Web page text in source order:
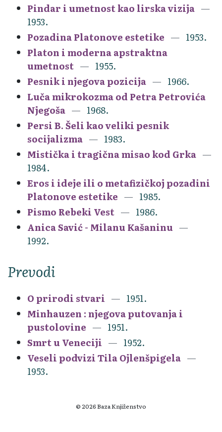
Pindar i umetnost kao lirska vizija
1953.
Pozadina Platonove estetike
1953.
Platon i moderna apstraktna
umetnost
1955.
Pesnik i njegova pozicija
1966.
Luča mikrokozma od Petra Petrovića
Njegoša
1968.
Persi B. Šeli kao veliki pesnik
socijalizma
1983.
Mistička i tragična misao kod Grka
1984.
Eros i ideje ili o metafizičkoj pozadini
Platonove estetike
1985.
Pismo Rebeki Vest
1986.
Anica Savić - Milanu Kašaninu
1992.
Prevodi
O prirodi stvari
1951.
Minhauzen : njegova putovanja i
pustolovine
1951.
Smrt u Veneciji
1952.
Veseli podvizi Tila Ojlenšpigela
1953.
© 2026 Baza Knjiženstvo